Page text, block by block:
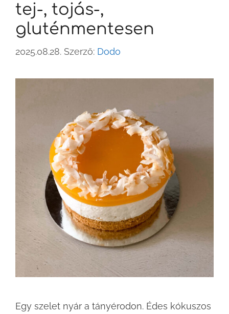
tej-, tojás-,
gluténmentesen
2025.08.28. Szerző: Dodo
Egy szelet nyár a tányérodon. Édes kókuszos